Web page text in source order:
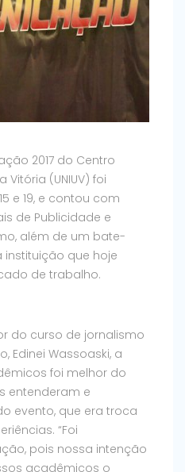
2017 do Centro
Vitória (UNIUV) foi
e 19, e contou com
de Publicidade e
além de um bate-
que hoje
de trabalho.
do curso de jornalismo
Edinei Wassoaski, a
foi melhor do
entenderam e
evento, que era troca
“Foi
pois nossa intenção
acadêmicos o